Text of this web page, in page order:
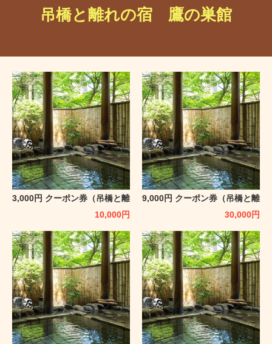
吊橋と離れの宿 鷹の巣館
3,000円 クーポン券（吊橋と離
10,000円
9,000円 クーポン券（吊橋と離
30,000円